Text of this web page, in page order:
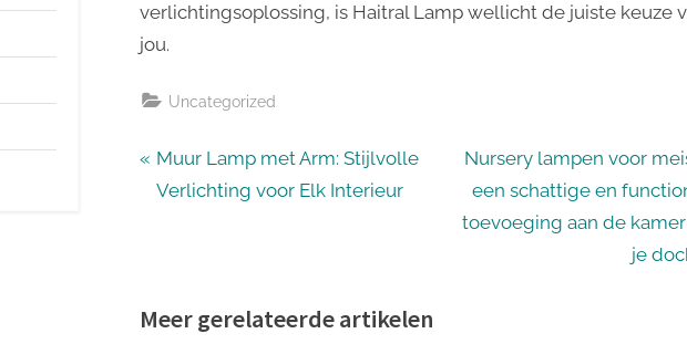
verlichtingsoplossing, is Haitral Lamp wellicht de juiste keuze
jou.
Uncategorized
Bericht
navigatie
P
r
o
Muur Lamp met Arm: Stijlvolle
Verlichting voor Elk Interieur
N
e
x
Nursery lampen voor
een schattige en
toevoeging aan de
je
Meer gerelateerde artikelen